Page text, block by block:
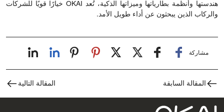
هندستها وأنظمة بطارياتها وميزاتها الذكية، تُعد OKAI خيارًا قويًا للشركات
والركاب الذين يبحثون عن أداء طويل الأمد.
مشاركة
المقالة السابقة المقالة التالية